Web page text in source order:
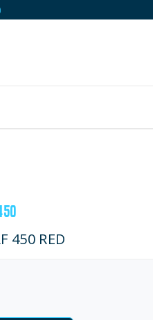
450 RED